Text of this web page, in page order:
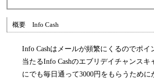
概要 Info Cash
Info Cashはメールが頻繁にくるのでポ
当たるInfo Cashのエブリデイチャンス
にでも毎日通って3000円をもらうため